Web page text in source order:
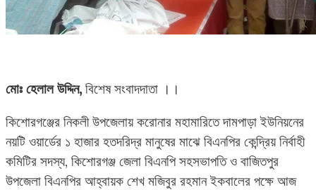
মোঃ হেলাল উদ্দিন, বিশেষ সংবাদদাতা ।।
কিশোরগঞ্জের নিকলী উপজেলায় করোনার মহামারিতে দামপাড়া ইউনিয়নের
নয়টি ওয়ার্ডের ১ হাজার হতদরিদ্র মানুষের মাঝে বিএনপির কেন্দ্রিয় নির্বাহী
কমিটির সদস্য, কিশোরগঞ্জ জেলা বিএনপি সহসভাপতি ও বাজিতপুর
উপজেলা বিএনপির আহ্বায়ক শেখ মজিবুর রহমান ইকবালের পক্ষে আজ